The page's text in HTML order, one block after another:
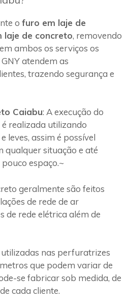
o furo em laje de
laje de concreto, removendo
ambos os serviços os
atendem as
trazendo segurança e
Caiabu: A execução do
realizada utilizando
leves, assim é possível
qualquer situação e até
espaço.~
geralmente são feitos
de rede de ar
de rede elétrica além de
nas perfuratrizes
que podem variar de
se fabricar sob medida, de
cada cliente.